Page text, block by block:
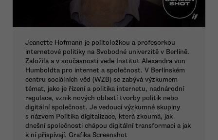
Jeanette Hofmann je politoložkou a profesorkou
internetové politiky na Svobodné univerzitě v Berlíně.
Založila a v současnosti vede Institut Alexandra von
Humboldta pro internet a společnost. V Berlínském
centru sociálních věd (WZB) se zabývá výzkumem
témat, jako je řízení a politika internetu, nadnárodní
regulace, vznik nových oblastí tvorby politik nebo
digitální společnost. Je vedoucí výzkumné skupiny
s názvem Politika digitalizace, která zkoumá, jak
dnešní společnosti chápou digitální transformaci a jak
k ní přispívají. Grafika Screenshot